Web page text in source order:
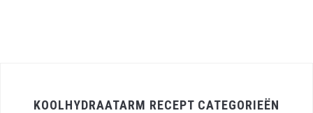
KOOLHYDRAATARM RECEPT CATEGORIEËN